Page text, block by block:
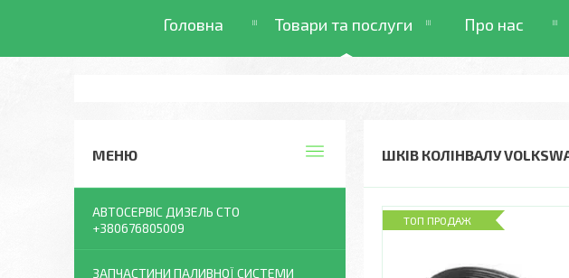
Головна Товари та послуги Про нас
ШКІВ КОЛІНВАЛУ
ТОП ПРОДАЖ
АВТОСЕРВІС ДИЗЕЛЬ СТО
+380676805009
ЗАПЧАСТИНИ ПАЛИВНОЇ СИСТЕМИ